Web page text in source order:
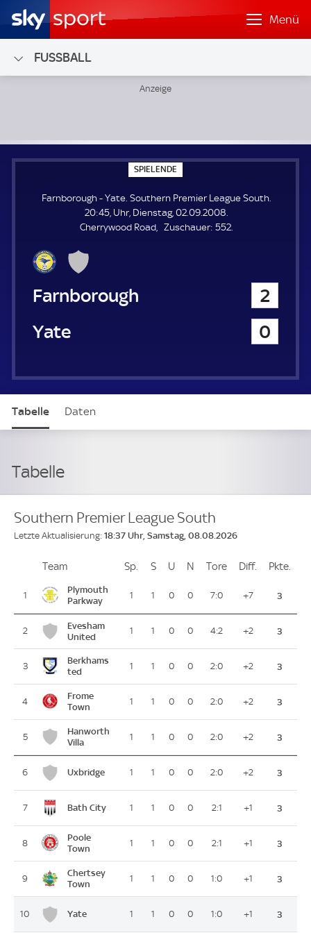
Menü
FUSSBALL
SPIELENDE
P
E
L
E
N
Farnborough - Yate. Southern Premier League South.
20:45, Uhr, Dienstag, 02.09.2008.
Cherrywood Road
Zuschauer: Z
552.
Farnborough
2
Yate
0
Tabelle Daten
Tabelle
Southern Premier League South
Letzte Aktualisierung: 18:37 Uhr, Samstag, 08.08.2026
PlatzTeam Sp. Spiele
SSiege
U Unentschieden
N Niederlagen
Tore ToreDiff. Differenz
Pkte.
1
Plymouth
Parkway
1 1 0 0 7:0 +7 3
2
Evesham
United
1 1 0 0 4:2 +2 3
3
Berkhams
ted
1 1 0 0 2:0 +2 3
4
Frome
Town
1 1 0 0 2:0 +2 3
5
Hanworth
Villa
1 1 0 0 2:0 +2 3
6 Uxbridge 1 1 0 0 2:0 +2 3
7 Bath City 1 1 0 0 2:1 +1 3
8
Poole
Town
1 1 0 0 2:1 +1 3
9
Chertsey
Town
1 1 0 0 1:0 +1 3
10 Yate 1 1 0 0 1:0 +1 3